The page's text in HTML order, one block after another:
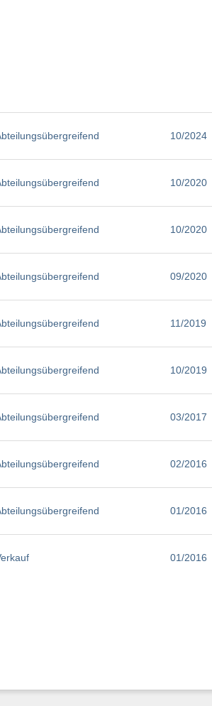
10/2024
10/2020
10/2020
09/2020
11/2019
10/2019
03/2017
02/2016
01/2016
01/2016